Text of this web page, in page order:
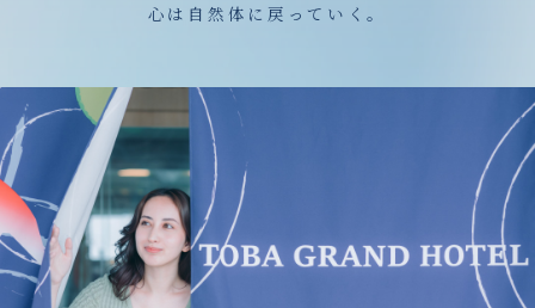
心は自然体に戻っていく。